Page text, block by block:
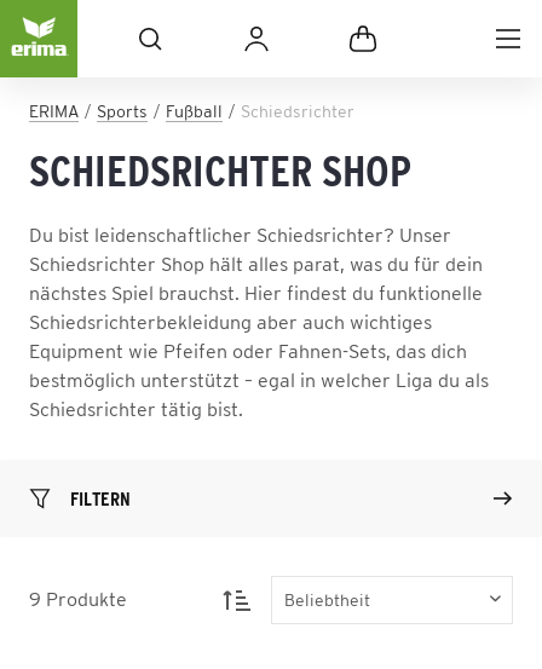
ERIMA Sports Fußball Schiedsrichter
SCHIEDSRICHTER SHOP
Du bist leidenschaftlicher Schiedsrichter? Unser
Schiedsrichter Shop hält alles parat, was du für dein
nächstes Spiel brauchst. Hier findest du funktionelle
Schiedsrichterbekleidung aber auch wichtiges
Equipment wie Pfeifen oder Fahnen-Sets, das dich
bestmöglich unterstützt – egal in welcher Liga du als
Schiedsrichter tätig bist.
FILTERN
9 Produkte